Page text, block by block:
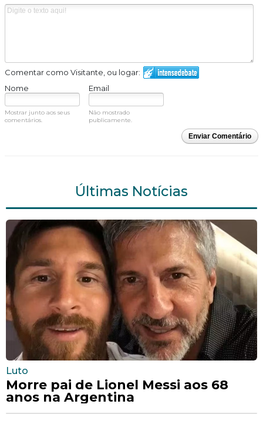
Comentar como Visitante, ou logar:
Nome
Email
Mostrar junto aos seus
comentários.
Não mostrado
publicamente.
Enviar Comentário
Últimas Notícias
Luto
Morre pai de Lionel Messi aos 68
anos na Argentina